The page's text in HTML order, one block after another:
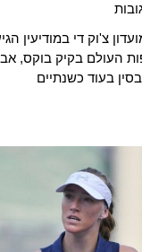
ממועדון צ'וק די
העולם בקיק בוקס,
בעוד כשנתיים